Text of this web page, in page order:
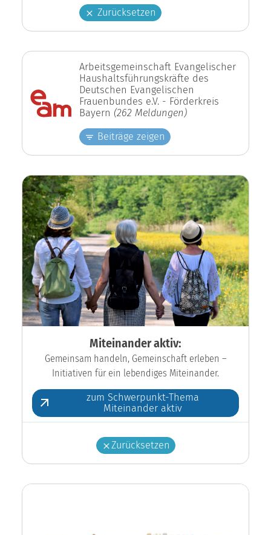
Zurücksetzen
Arbeitsgemeinschaft Evangelischer
Haushaltsführungskräfte des
Deutschen Evangelischen
Frauenbundes e.V. - Förderkreis
Bayern (262 Meldungen)
Beiträge zeigen
Miteinander aktiv:
Gemeinsam handeln, Gemeinschaft erleben –
Initiativen für ein lebendiges Miteinander.
zum Schwerpunkt-Thema
Miteinander aktiv
Zurücksetzen